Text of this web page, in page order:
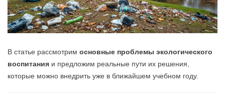
В статье рассмотрим основные проблемы экологического
воспитания и предложим реальные пути их решения,
которые можно внедрить уже в ближайшем учебном году.